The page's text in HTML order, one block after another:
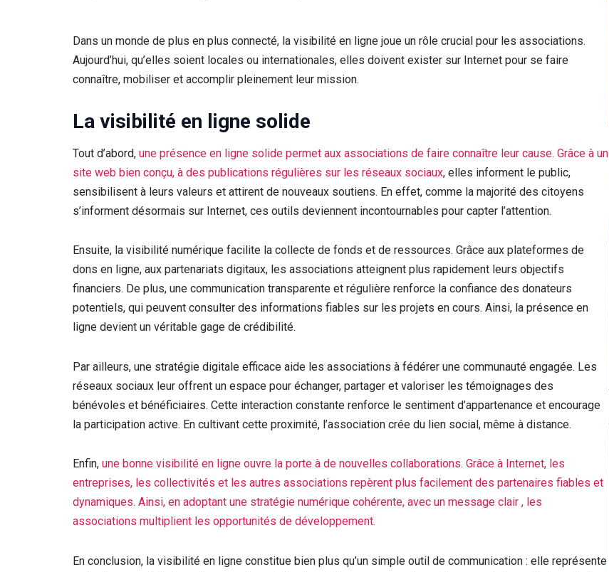
Dans un monde de plus en plus connecté, la visibilité en ligne joue un rôle crucial pour les associations.
Aujourd’hui, qu’elles soient locales ou internationales, elles doivent exister sur Internet pour se faire
connaître, mobiliser et accomplir pleinement leur mission.
La visibilité en ligne solide
Tout d’abord, une présence en ligne solide permet aux associations de faire connaître leur cause. Grâce à un
site web bien conçu, à des publications régulières sur les réseaux sociaux, elles informent le public,
sensibilisent à leurs valeurs et attirent de nouveaux soutiens. En effet, comme la majorité des citoyens
s’informent désormais sur Internet, ces outils deviennent incontournables pour capter l’attention.
Ensuite, la visibilité numérique facilite la collecte de fonds et de ressources. Grâce aux plateformes de
dons en ligne, aux partenariats digitaux, les associations atteignent plus rapidement leurs objectifs
financiers. De plus, une communication transparente et régulière renforce la confiance des donateurs
potentiels, qui peuvent consulter des informations fiables sur les projets en cours. Ainsi, la présence en
ligne devient un véritable gage de crédibilité.
Par ailleurs, une stratégie digitale efficace aide les associations à fédérer une communauté engagée. Les
réseaux sociaux leur offrent un espace pour échanger, partager et valoriser les témoignages des
bénévoles et bénéficiaires. Cette interaction constante renforce le sentiment d’appartenance et encourage
la participation active. En cultivant cette proximité, l’association crée du lien social, même à distance.
Enfin, une bonne visibilité en ligne ouvre la porte à de nouvelles collaborations. Grâce à Internet, les
entreprises, les collectivités et les autres associations repèrent plus facilement des partenaires fiables et
dynamiques. Ainsi, en adoptant une stratégie numérique cohérente, avec un message clair , les
associations multiplient les opportunités de développement.
En conclusion, la visibilité en ligne constitue bien plus qu’un simple outil de communication : elle représente